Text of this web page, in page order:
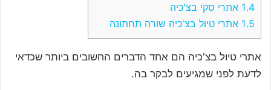
1.4 אתרי סקי בצ'כיה
1.5 אתרי טיול בצ'כיה שורה תחתונה
אתרי טיול בצ'כיה הם אחד הדברים החשובים ביותר שכדאי
לדעת לפני שמגיעים לבקר בה.